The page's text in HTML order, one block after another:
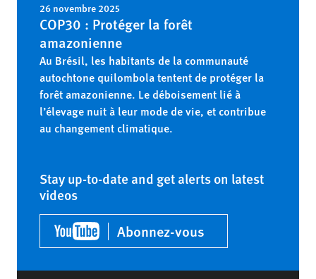
26 novembre 2025
COP30 : Protéger la forêt
amazonienne
Au Brésil, les habitants de la communauté
autochtone quilombola tentent de protéger la
forêt amazonienne. Le déboisement lié à
l’élevage nuit à leur mode de vie, et contribue
au changement climatique.
Stay up-to-date and get alerts on latest
videos
Abonnez-vous